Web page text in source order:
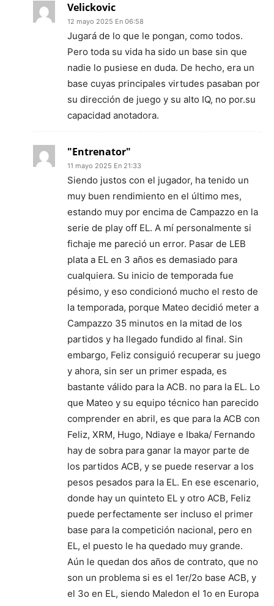
Velickovic
12 mayo 2025 En 06:58
Jugará de lo que le pongan, como todos.
Pero toda su vida ha sido un base sin que
nadie lo pusiese en duda. De hecho, era un
base cuyas principales virtudes pasaban por
su dirección de juego y su alto IQ, no por.su
capacidad anotadora.
"Entrenator"
11 mayo 2025 En 21:33
Siendo justos con el jugador, ha tenido un
muy buen rendimiento en el último mes,
estando muy por encima de Campazzo en la
serie de play off EL. A mí personalmente si
fichaje me pareció un error. Pasar de LEB
plata a EL en 3 años es demasiado para
cualquiera. Su inicio de temporada fue
pésimo, y eso condicionó mucho el resto de
la temporada, porque Mateo decidió meter a
Campazzo 35 minutos en la mitad de los
partidos y ha llegado fundido al final. Sin
embargo, Feliz consiguió recuperar su juego
y ahora, sin ser un primer espada, es
bastante válido para la ACB. no para la EL. Lo
que Mateo y su equipo técnico han parecido
comprender en abril, es que para la ACB con
Feliz, XRM, Hugo, Ndiaye e Ibaka/ Fernando
hay de sobra para ganar la mayor parte de
los partidos ACB, y se puede reservar a los
pesos pesados para la EL. En ese escenario,
donde hay un quinteto EL y otro ACB, Feliz
puede perfectamente ser incluso el primer
base para la competición nacional, pero en
EL, el puesto le ha quedado muy grande.
Aún le quedan dos años de contrato, que no
son un problema si es el 1er/2o base ACB, y
el 3o en EL, siendo Maledon el 1o en Europa